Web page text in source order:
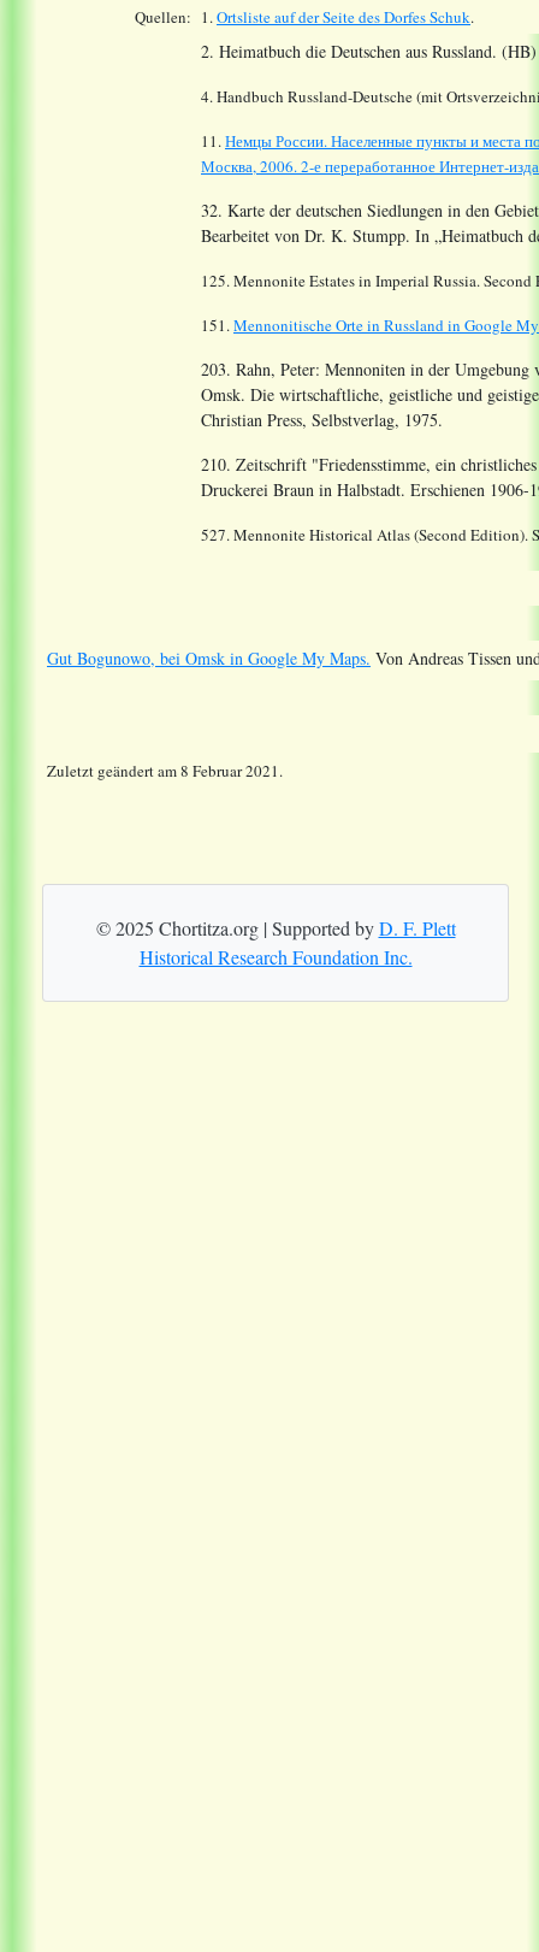
Quellen: 1.Ortsliste auf der Seite des DorfesSchuk.
2. Heimatbuch die Deutschen aus Russland.
4. Handbuch Russland-Deutsche (mit
11.Немцы России. Населенные пункты и места
Москва, 2006. 2-е переработанное Интернет-
32. Karte der deutschen Siedlungen in den
Bearbeitet von Dr. K. Stumpp. In „Heimatbuch
125. Mennonite Estates in Imperial Russia.
151.Mennonitische Orte in Russland in Google
203. Rahn, Peter: Mennoniten in der
Omsk. Die wirtschaftliche, geistliche und
Christian Press, Selbstverlag, 1975.
210. Zeitschrift "Friedensstimme, ein
Druckerei Braun in Halbstadt. Erschienen 1906-
527. Mennonite Historical Atlas (Second Edition).
Gut Bogunowo, bei Omsk in Google My Maps. Von Andreas Tissen
Zuletzt geändert am 8 Februar 2021.
© 2025 Chortitza.org | Supported byD. F. Plett
Historical Research Foundation Inc.